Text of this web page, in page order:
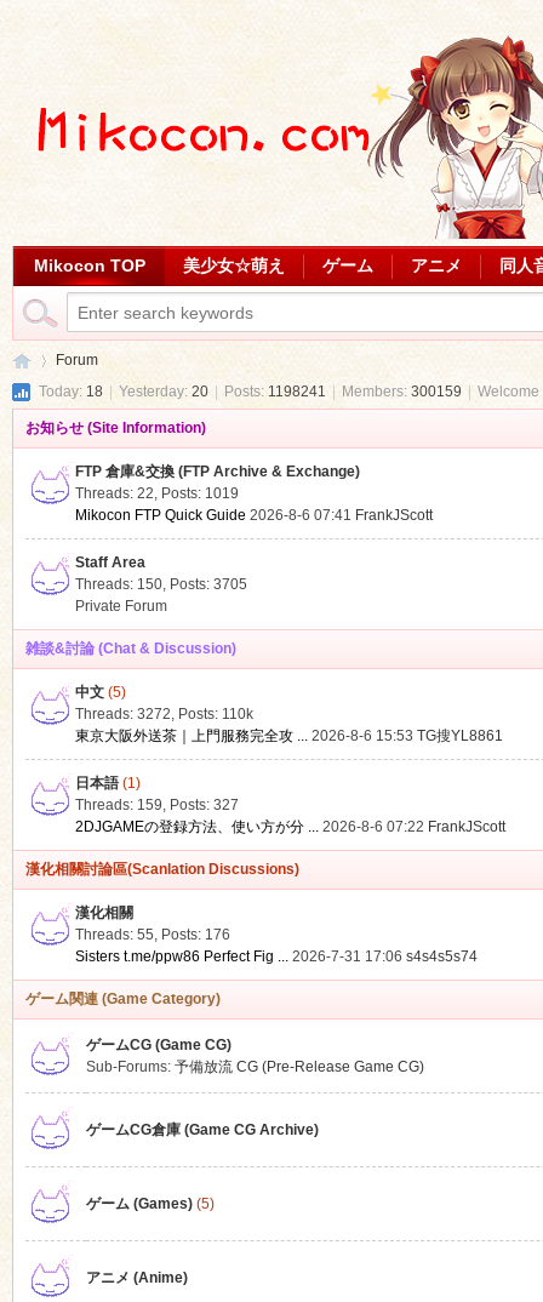
Mikocon TOP 美少女☆萌え ゲーム アニメ 同人
Forum
Today: 18 Yesterday: 20 Posts: 1198241 Members: 300159
お知らせ (Site Information)
FTP 倉庫&交換 (FTP Archive & Exchange)
Threads: 22, Posts: 1019
Mikocon FTP Quick Guide 2026-8-6 07:41 FrankJScott
Staff Area
Threads: 150, Posts: 3705
Private Forum
雑談&討論 (Chat & Discussion)
中文(5)
Threads: 3272, Posts: 110k
東京大阪外送茶｜上門服務完全攻 ... 2026-8-6 15:53 TG搜YL8861
日本語(1)
Threads: 159, Posts: 327
2DJGAMEの登録方法、使い方が分 ... 2026-8-6 07:22 FrankJScott
漢化相關討論區(Scanlation Discussions)
漢化相關
Threads: 55, Posts: 176
Sisters t.me/ppw86 Perfect Fig ... 2026-7-31 17:06 s4s4s5s74
ゲーム関連 (Game Category)
ゲームCG (Game CG)
Sub-Forums: 予備放流 CG (Pre-Release Game CG)
ゲームCG倉庫 (Game CG Archive)
ゲーム (Games)(5)
アニメ (Anime)